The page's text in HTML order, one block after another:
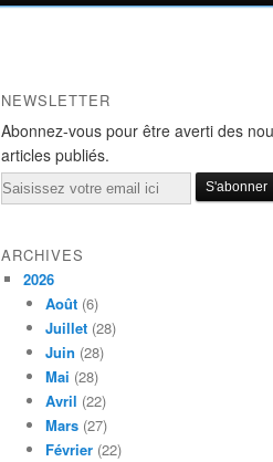
NEWSLETTER
Abonnez-vous pour être averti des
articles publiés.
Email
ARCHIVES
2026
Août (6)
Juillet (28)
Juin (28)
Mai (28)
Avril (22)
Mars (27)
Février (22)